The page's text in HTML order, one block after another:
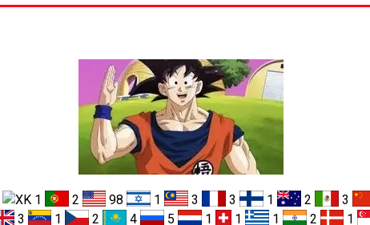
1 2 98 1 3 3 1 2 3
3 1 2 4 5 1 1 1 2 1